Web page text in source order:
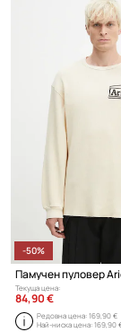
-50%
Памучен пуловер
Текуща цена:
84,90 €
Редовна цена:169,90 €
Най-ниска цена:169,90